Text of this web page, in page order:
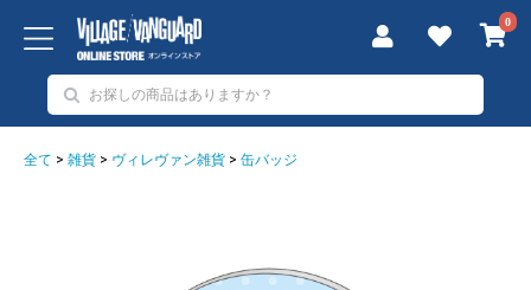
0
全て > 雑貨 > ヴィレヴァン雑貨 > 缶バッジ